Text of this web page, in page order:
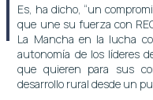
Es, ha dicho, “un
que une su fuerza con
La Mancha en la lucha
autonomía de los líderes
que quieren para sus
desarrollo rural desde un